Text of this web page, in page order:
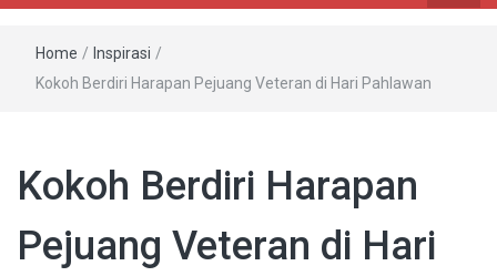
Home / Inspirasi /
Kokoh Berdiri Harapan Pejuang Veteran di Hari Pahlawan
Kokoh Berdiri Harapan
Pejuang Veteran di Hari